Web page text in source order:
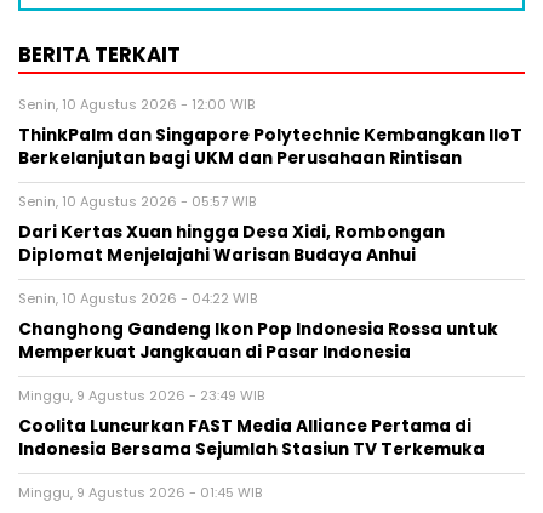
BERITA TERKAIT
Senin, 10 Agustus 2026 - 12:00 WIB
ThinkPalm dan Singapore Polytechnic Kembangkan IIoT
Berkelanjutan bagi UKM dan Perusahaan Rintisan
Senin, 10 Agustus 2026 - 05:57 WIB
Dari Kertas Xuan hingga Desa Xidi, Rombongan
Diplomat Menjelajahi Warisan Budaya Anhui
Senin, 10 Agustus 2026 - 04:22 WIB
Changhong Gandeng Ikon Pop Indonesia Rossa untuk
Memperkuat Jangkauan di Pasar Indonesia
Minggu, 9 Agustus 2026 - 23:49 WIB
Coolita Luncurkan FAST Media Alliance Pertama di
Indonesia Bersama Sejumlah Stasiun TV Terkemuka
Minggu, 9 Agustus 2026 - 01:45 WIB